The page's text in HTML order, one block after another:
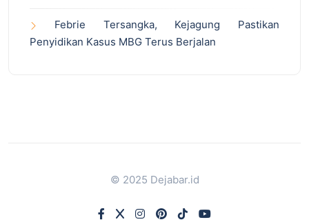
Febrie Tersangka, Kejagung Pastikan
Penyidikan Kasus MBG Terus Berjalan
© 2025 Dejabar.id